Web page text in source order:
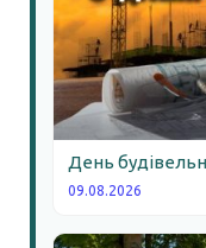
День
09.08.2026